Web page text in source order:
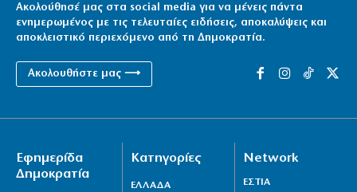
Ακολούθησέ μας στα social media για να μένεις πάντα
ενημερωμένος με τις τελευταίες ειδήσεις, αποκαλύψεις και
αποκλειστικό περιεχόμενο από τη Δημοκρατία.
Ακολουθήστε μας ⟶
Εφημερίδα
Δημοκρατία
Κατηγορίες
ΕΛΛΑΔΑ
Network
ΕΣΤΙΑ